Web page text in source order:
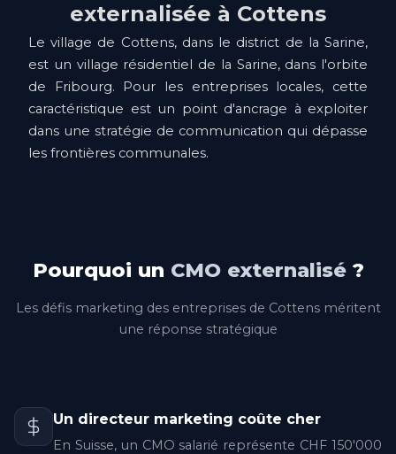
externalisée à Cottens
Le village de Cottens, dans le district de la Sarine,
est un village résidentiel de la Sarine, dans l'orbite
de Fribourg. Pour les entreprises locales, cette
caractéristique est un point d'ancrage à exploiter
dans une stratégie de communication qui dépasse
les frontières communales.
Pourquoi un CMO externalisé?
Les défis marketing des entreprises de Cottens méritent
une réponse stratégique
Un directeur marketing coûte cher
En Suisse, un CMO salarié représente CHF 150'000